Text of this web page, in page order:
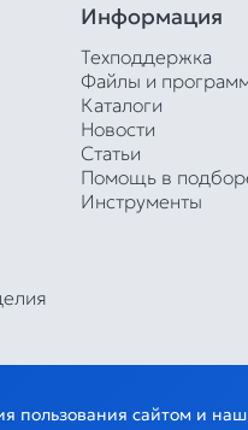
Информация
Техподдержка
Файлы и
Каталоги
Новости
Статьи
Помощь в
Инструменты
пользования сайтом и